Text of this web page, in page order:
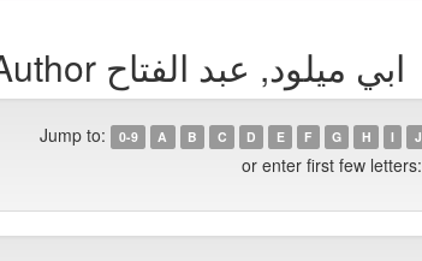
Browsing by Author ابي ميلود, عبد الفتاح
Jump to: 0-9 A B C D E F G H I J
or enter first few letters: